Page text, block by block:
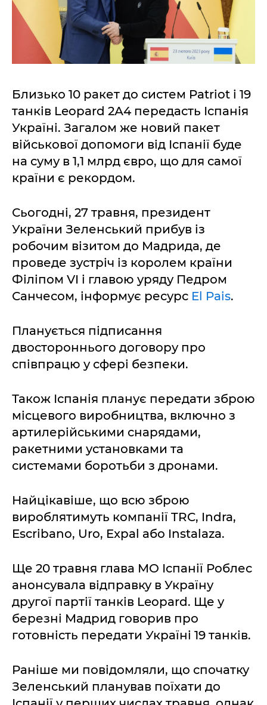
Близько 10 ракет до систем Patriot і 19
танків Leopard 2А4 передасть Іспанія
Україні. Загалом же новий пакет
військової допомоги від Іспанії буде
на суму в 1,1 млрд євро, що для самої
країни є рекордом.
Сьогодні, 27 травня, президент
України Зеленський прибув із
робочим візитом до Мадрида, де
проведе зустріч із королем країни
Філіпом VI і главою уряду Педром
Санчесом, інформує ресурс El Pais.
Планується підписання
двостороннього договору про
співпрацю у сфері безпеки.
Також Іспанія планує передати зброю
місцевого виробництва, включно з
артилерійськими снарядами,
ракетними установками та
системами боротьби з дронами.
Найцікавіше, що всю зброю
вироблятимуть компанії TRC, Indra,
Escribano, Uro, Expal або Instalaza.
Ще 20 травня глава МО Іспанії Роблес
анонсувала відправку в Україну
другої партії танків Leopard. Ще у
березні Мадрид говорив про
готовність передати Україні 19 танків.
Раніше ми повідомляли, що спочатку
Зеленський планував поїхати до